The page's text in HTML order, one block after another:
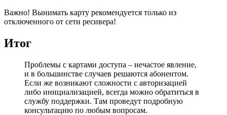
Важно! Вынимать карту рекомендуется только из
отключенного от сети ресивера!
Итог
Проблемы с картами доступа – нечастое явление,
и в большинстве случаев решаются абонентом.
Если же возникают сложности с авторизацией
либо инициализацией, всегда можно обратиться в
службу поддержки. Там проведут подробную
консультацию по любым вопросам.